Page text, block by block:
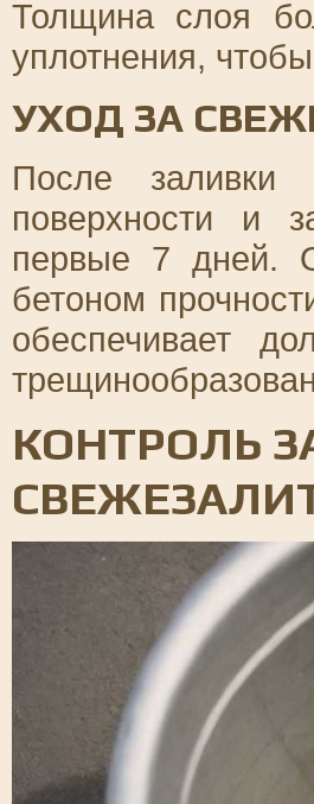
Толщина слоя
уплотнения,
УХОД ЗА
После заливки
поверхности и
первые 7 дней.
бетоном
обеспечивает
КОНТРОЛЬ